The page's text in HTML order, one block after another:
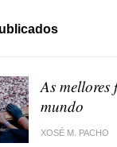
As mellores
mundo
XOSÉ M. PACHO